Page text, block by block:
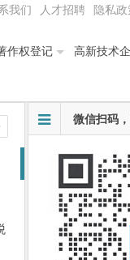
我们 人才招聘 隐私
作权登记 高新技术
微信扫码